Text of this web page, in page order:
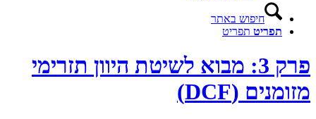
חיפוש באתר
תפריט תפריט
פרק 3: מבוא לשיטת היוון תזרימי
מזומנים (DCF)